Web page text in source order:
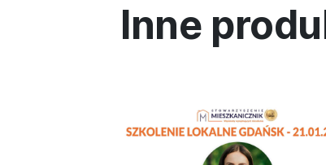
Inne